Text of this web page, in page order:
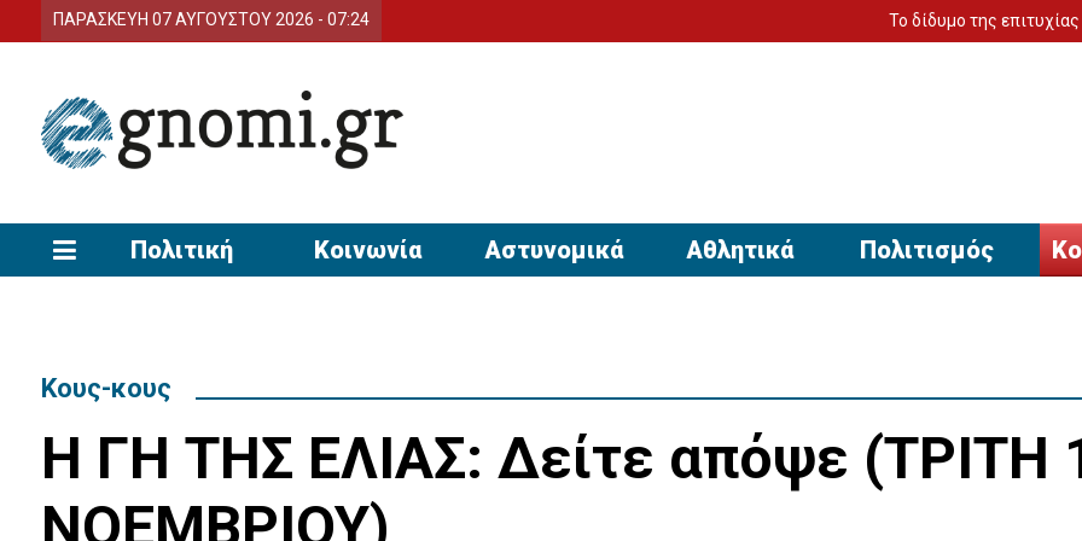
ΠΑΡΑΣΚΕΥΗ 07 ΑΥΓΟΥΣΤΟΥ 2026 - 07:24 Το δίδυμο της επιτυχίας για να έχει
Πολιτική Κοινωνία Αστυνομικά Αθλητικά Πολιτισμός
Κους-κους
Η ΓΗ ΤΗΣ ΕΛΙΑΣ: Δείτε απόψε (ΤΡΙΤΗ
ΝΟΕΜΒΡΙΟΥ)